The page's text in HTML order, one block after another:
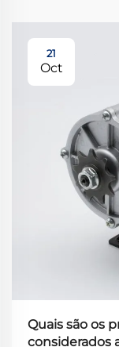
21
Oct
Quais são os
considerados